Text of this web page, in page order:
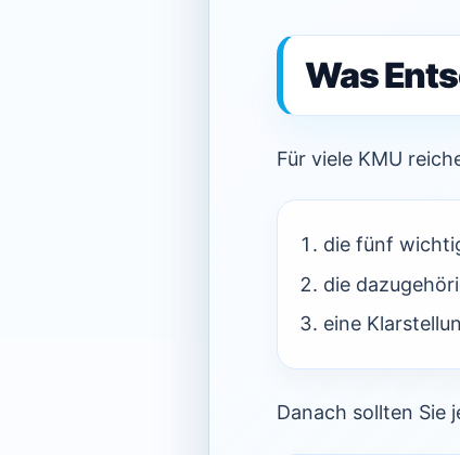
Was
Für viele KMU
die fünf
die
eine
Danach sollten Sie